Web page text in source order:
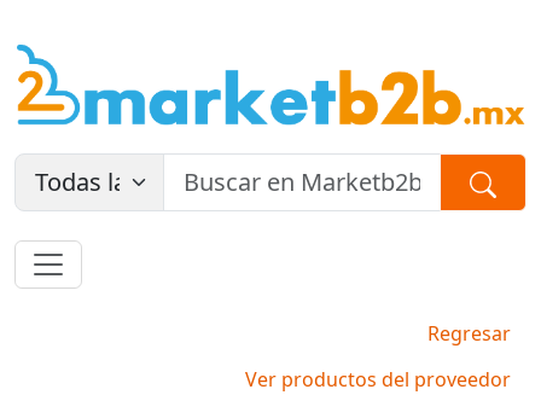
Regresar
Ver productos del proveedor